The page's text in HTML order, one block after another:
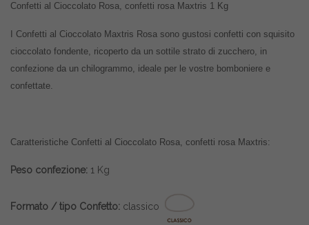
Confetti al Cioccolato Rosa, confetti rosa Maxtris 1 Kg
I Confetti al Cioccolato Maxtris Rosa sono gustosi confetti con squisito
cioccolato fondente, ricoperto da un sottile strato di zucchero, in
confezione da un chilogrammo, ideale per le vostre bomboniere e
confettate.
Caratteristiche Confetti al Cioccolato Rosa, confetti rosa Maxtris:
Peso confezione: 1 Kg
Formato / tipo Confetto: classico